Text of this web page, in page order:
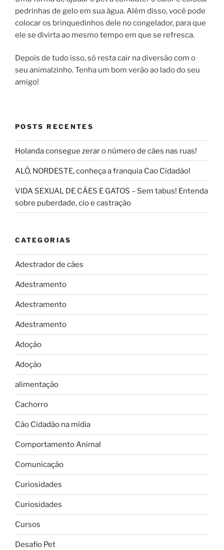
pedrinhas de gelo em sua água. Além disso, você pode
colocar os brinquedinhos dele no congelador, para que
ele se divirta ao mesmo tempo em que se refresca.
Depois de tudo isso, só resta cair na diversão com o
seu animalzinho. Tenha um bom verão ao lado do seu
amigo!
POSTS RECENTES
Holanda consegue zerar o número de cães nas ruas!
ALÔ, NORDESTE, conheça a franquia Cao Cidadão!
VIDA SEXUAL DE CÃES E GATOS – Sem tabus! Entenda
sobre puberdade, cio e castração
CATEGORIAS
Adestrador de cães
Adestramento
Adestramento
Adestramento
Adoção
Adoção
alimentação
Cachorro
Cão Cidadão na mídia
Comportamento Animal
Comunicação
Curiosidades
Curiosidades
Cursos
Desafio Pet